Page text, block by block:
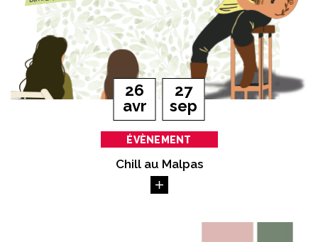
26
avril
au
27
sep tembre
ÉVÈNEMENT
Chill au Malpas